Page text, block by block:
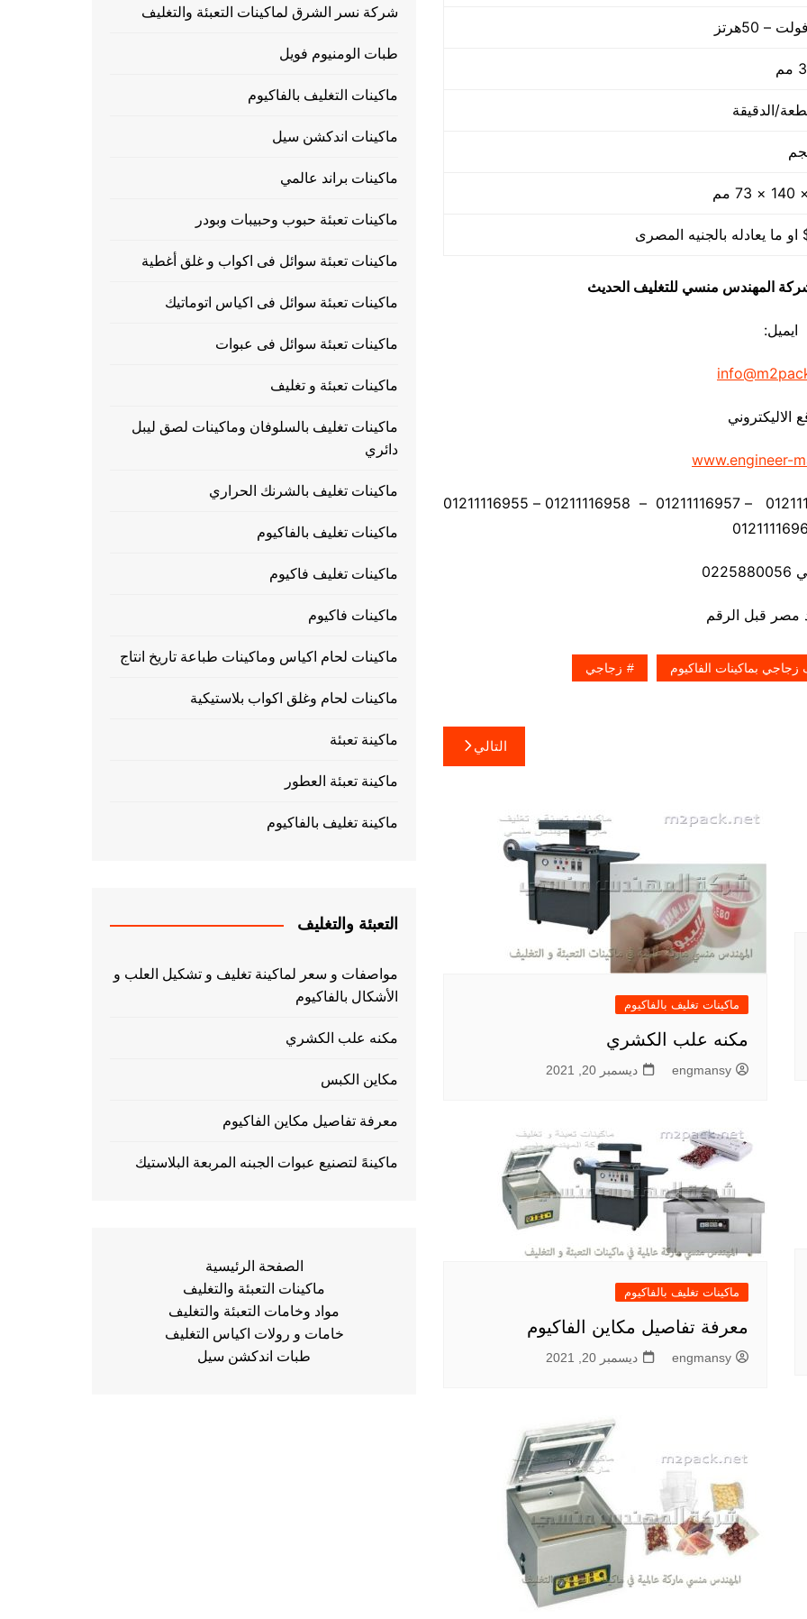
شركة المهندس منسي للتغليف الحديث
ايميل:
الاليكتروني
www.engineer-
موبايل: 01211116954 – 01211116955 – 01211116956 – 01211116957 – 01211116958 – 01211116955
زجاجي بماكينات الفاكيوم زجاجي
التالي
ماكينات تغليف بالفاكيوم
مكنه علب الكشري
engmansy ديسمبر 20, 2021
ماكينات تغليف بالفاكيوم
معرفة تفاصيل مكاين الفاكيوم
engmansy ديسمبر 20, 2021
شركة نسر الشرق لماكينات التعبئة والتغليف
طبات الومنيوم فويل
ماكينات التغليف بالفاكيوم
ماكينات اندكشن سيل
ماكينات براند عالمي
ماكينات تعبئة حبوب وحبيبات وبودر
ماكينات تعبئة سوائل فى اكواب و غلق أغطية
ماكينات تعبئة سوائل فى اكياس اتوماتيك
ماكينات تعبئة سوائل فى عبوات
ماكينات تعبئة و تغليف
ماكينات تغليف بالسلوفان وماكينات لصق ليبل
دائري
ماكينات تغليف بالشرنك الحراري
ماكينات تغليف بالفاكيوم
ماكينات تغليف فاكيوم
ماكينات فاكيوم
ماكينات لحام اكياس وماكينات طباعة تاريخ انتاج
ماكينات لحام وغلق اكواب بلاستيكية
ماكينة تعبئة
ماكينة تعبئة العطور
ماكينة تغليف بالفاكيوم
التعبئة والتغليف
مواصفات و سعر لماكينة تغليف و تشكيل العلب و
الأشكال بالفاكيوم
مكنه علب الكشري
مكاين الكبس
معرفة تفاصيل مكاين الفاكيوم
ماكينهً لتصنيع عبوات الجبنه المربعة البلاستيك
الصفحة الرئيسية
ماكينات التعبئة والتغليف
مواد وخامات التعبئة والتغليف
خامات و رولات اكياس التغليف
طبات اندكشن سيل